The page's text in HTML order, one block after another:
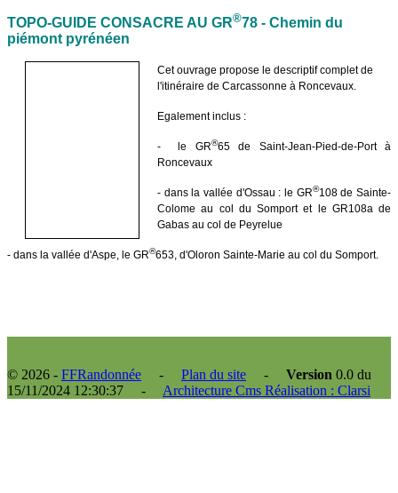
TOPO-GUIDE CONSACRE AU GR®78 - Chemin du
piémont pyrénéen
Cet ouvrage propose le descriptif complet de
l'itinéraire de Carcassonne à Roncevaux.
Egalement inclus :
- le GR®65 de Saint-Jean-Pied-de-Port à
Roncevaux
- dans la vallée d'Ossau : le GR®108 de Sainte-
Colome au col du Somport et le GR108a de
Gabas au col de Peyrelue
- dans la vallée d'Aspe, le GR®653, d'Oloron Sainte-Marie au col du Somport.
© 2026 - FFRandonnée - Plan du site - Version 0.0 du
15/11/2024 12:30:37 - Architecture Cms Réalisation : Clarsi